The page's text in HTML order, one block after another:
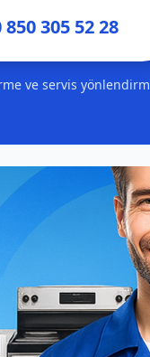
305 52 28
ve servis